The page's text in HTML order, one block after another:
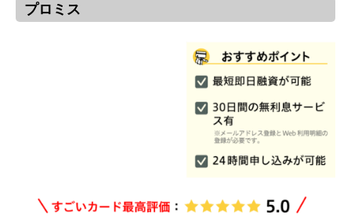
プロミス